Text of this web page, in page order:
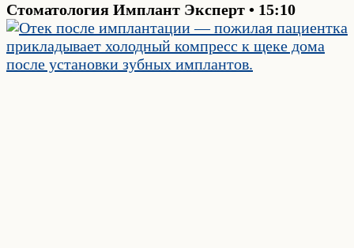
Стоматология Имплант Эксперт
15:10